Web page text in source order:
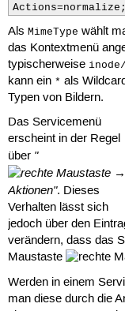
Als MimeType wählt
das Kontextmenü
typischerweise
kann ein * als
Typen von Bildern.
Das Servicemenü
erscheint in der Regel
über "
→
Aktionen". Dieses
Verhalten lässt sich
jedoch über den
verändern, dass das
Maustaste
Werden in einem
man diese durch die